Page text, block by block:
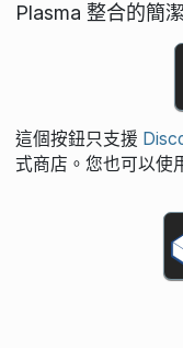
Plasma 整合的簡
這個按鈕只支援
式商店。您也可以使